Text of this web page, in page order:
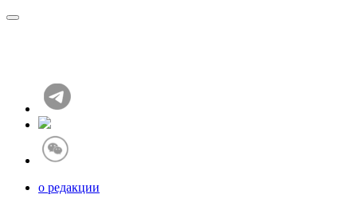
о редакции